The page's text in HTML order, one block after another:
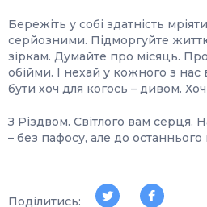
Бережіть у собі здатність
серйозними. Підморгуйте
зіркам. Думайте про місяць.
обійми. І нехай у кожного з нас
бути хоч для когось – дивом.
З Різдвом. Світлого вам серця.
– без пафосу, але до останнього
Поділитись: